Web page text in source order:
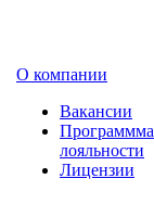
О компании
Вакансии
Программма
лояльности
Лицензии